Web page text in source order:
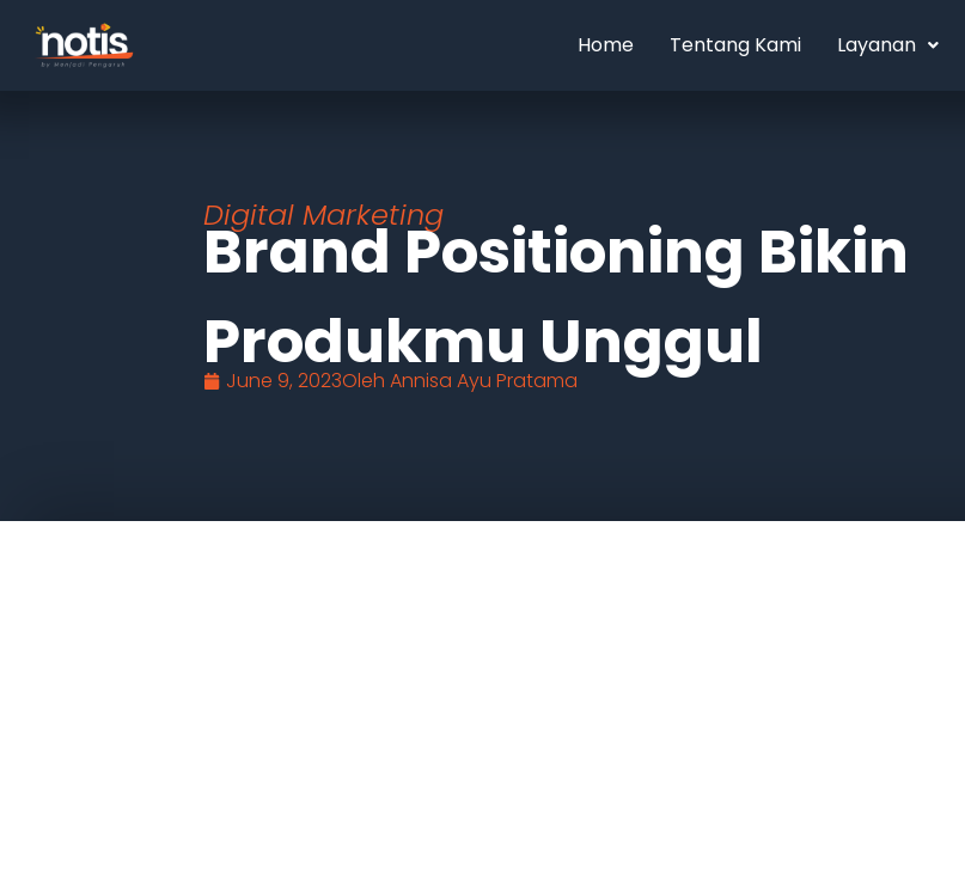
Home Tentang Kami Layanan
Digital Marketing
Brand Positioning Bikin
Produkmu Unggul
June 9, 2023Oleh Annisa Ayu Pratama